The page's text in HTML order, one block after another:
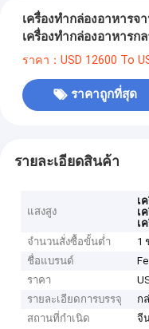
เครื่องทำกล่องอาหารจ
เครื่องทำกล่องอาหารก
ราคา：USD 12600 To
ราคาถูกที่สุด
รายละเอียดสินค้า
แสงสูง
เ
เ
เ
จำนวนสั่งซื้อขั้นต่ำ
1
ชื่อแบรนด์
ราคา
รายละเอียดการบรรจุ
ก
สถานที่กำเนิด
จี